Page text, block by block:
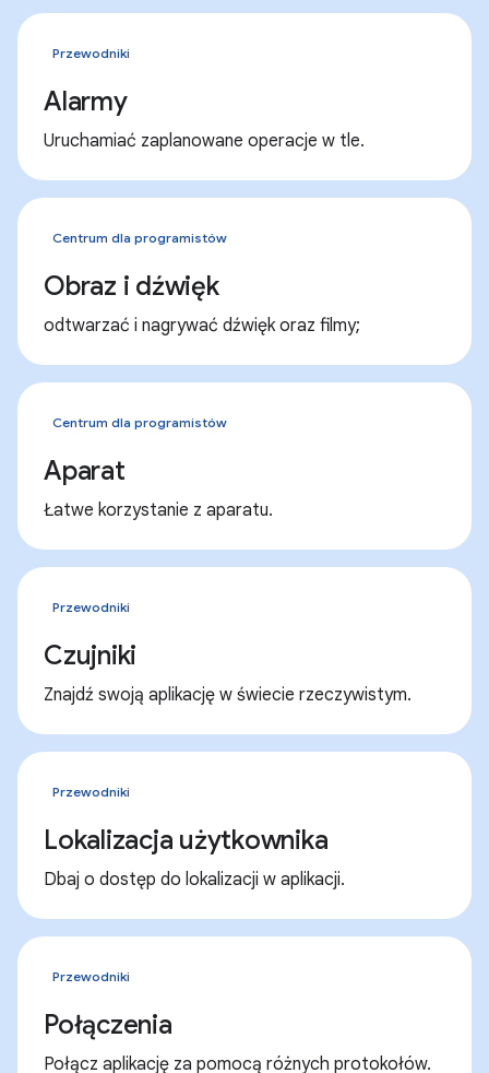
Przewodniki
Alarmy
Uruchamiać zaplanowane operacje w tle.
Centrum dla programistów
Obraz i dźwięk
odtwarzać i nagrywać dźwięk oraz filmy;
Centrum dla programistów
Aparat
Łatwe korzystanie z aparatu.
Przewodniki
Czujniki
Znajdź swoją aplikację w świecie rzeczywistym.
Przewodniki
Lokalizacja użytkownika
Dbaj o dostęp do lokalizacji w aplikacji.
Przewodniki
Połączenia
Połącz aplikację za pomocą różnych protokołów.